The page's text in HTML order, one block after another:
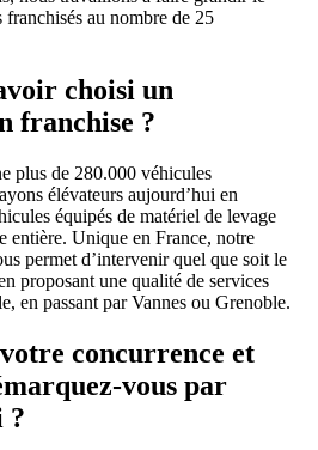
franchisés au nombre de 25
choisi un
franchise ?
plus de 280.000 véhicules
élévateurs aujourd’hui en
équipés de matériel de levage
entière. Unique en France, notre
permet d’intervenir quel que soit le
proposant une qualité de services
en passant par Vannes ou Grenoble.
concurrence et
vous par
?